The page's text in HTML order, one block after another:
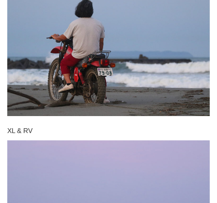
XL & RV